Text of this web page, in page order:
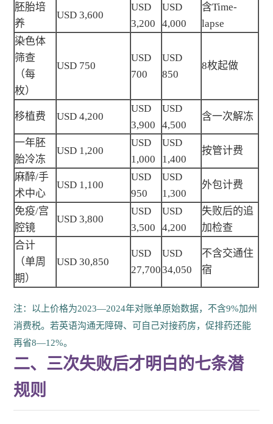
胚胎培
养
USD 3,600
USD
3,200
USD
4,000
含Time-
lapse
染色体
筛查
（每
枚）
USD 750
USD
700
USD
850
8枚起做
移植费 USD 4,200
USD
3,900
USD
4,500
含一次解冻
一年胚
胎冷冻
USD 1,200
USD
1,000
USD
1,400
按管计费
麻醉/手
术中心
USD 1,100
USD
950
USD
1,300
外包计费
免疫/宫
腔镜
USD 3,800
USD
3,500
USD
4,200
失败后的追
加检查
合计
（单周
期）
USD 30,850
USD
27,700
USD
34,050
不含交通住
宿
注：以上价格为2023—2024年对账单原始数据，不含9%加州
消费税。若英语沟通无障碍、可自己对接药房，促排药还能
再省8—12%。
二、三次失败后才明白的七条潜
规则